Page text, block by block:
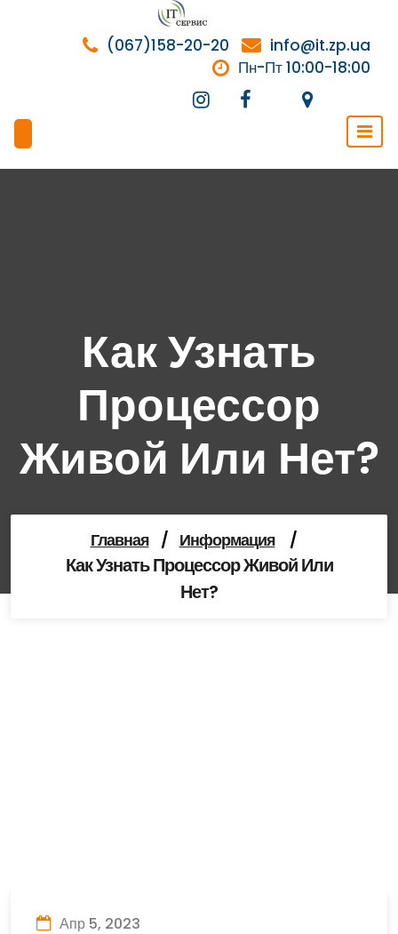
содержимому
info@it.zp.ua
(067)158-20-20
Пн-Пт 10:00-18:00
Как Узнать
Процессор
Живой Или Нет?
Главная / Информация /
Как Узнать Процессор Живой Или
Нет?
Апр 5, 2023